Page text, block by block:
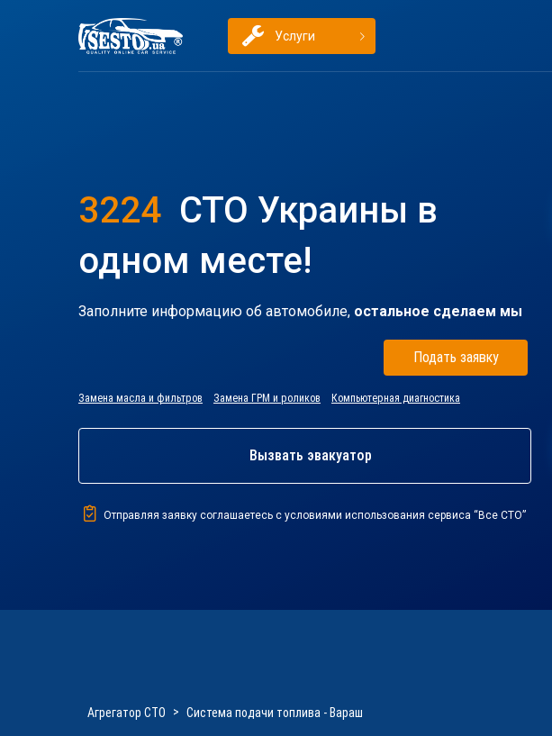
Услуги
3224 СТО Украины в
одном месте!
Заполните информацию об автомобиле, остальное сделаем мы
Подать заявку
Замена масла и фильтров Замена ГРМ и роликов Компьютерная диагностика
Вызвать эвакуатор
Отправляя заявку соглашаетесь с условиями использования сервиса “Все СТО”
Агрегатор СТО Система подачи топлива - Вараш